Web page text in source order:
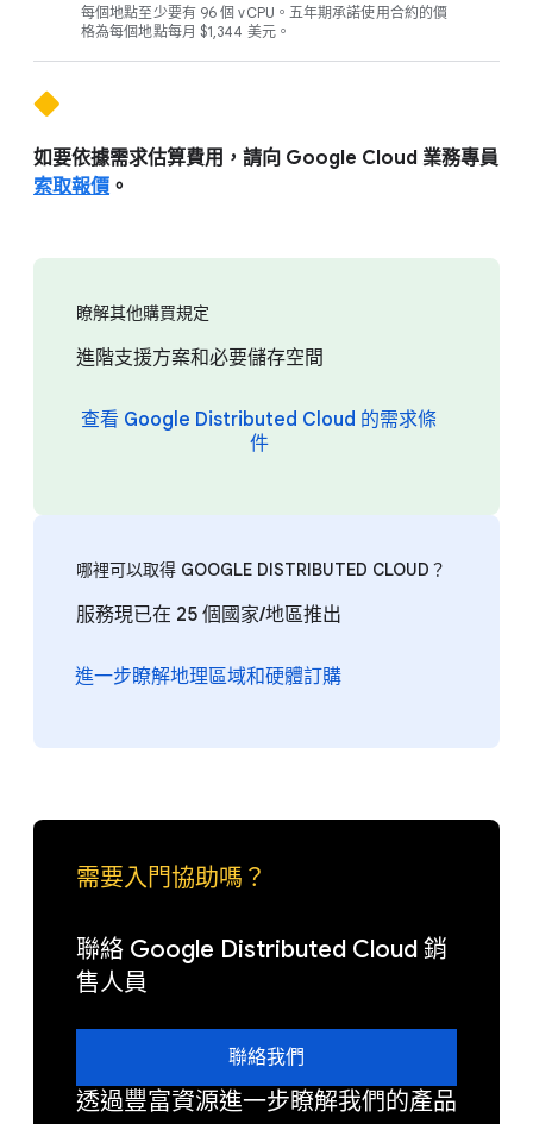
每個地點至少要有 96 個 vCPU。五年期承諾使用合約的價
格為每個地點每月 $1,344 美元。
如要依據需求估算費用，請向 Google Cloud 業務專員
索取報價。
瞭解其他購買規定
進階支援方案和必要儲存空間
查看 Google Distributed Cloud 的需求條
件
哪裡可以取得 GOOGLE DISTRIBUTED CLOUD？
服務現已在 25 個國家/地區推出
進一步瞭解地理區域和硬體訂購
需要入門協助嗎？
聯絡 Google Distributed Cloud 銷
售人員
聯絡我們
透過豐富資源進一步瞭解我們的產品